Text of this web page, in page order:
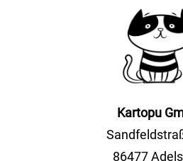
Kartopu
86477